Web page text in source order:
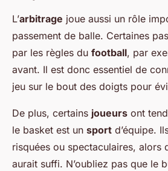
L’arbitrage joue aussi un rôle
passement de balle. Certaines
par les règles du football, par
avant. Il est donc essentiel de
jeu sur le bout des doigts pour
De plus, certains joueurs ont
le basket est un sport d’équipe.
risquées ou spectaculaires, alors
aurait suffi. N’oubliez pas que le